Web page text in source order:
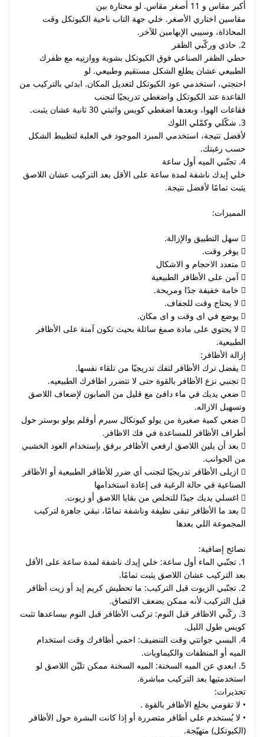
أكبر مقاس و 11 أصغر مقاس. لو محتارة بين
مقاسين اختاري الأصغر. خلي جهة التاب ناحية الكيوتكل وقت
المحاذاة، وسيبي الإبهامين للآخر.
2. حاذي وركّبي الظفر
حطي الظفر الصناعي فوق الكيوتكل بشوية ووازنِيه مع ظفرك
الطبيعي عشان يطلع الشكل مستقيم وطبيعي. لو
احتجتي، استخدمي عود الكيوتكل لتعديل المكان. ابدئي بالتركيب من
القاعدة عند الكيوتكل واضغطي تدريجيًا لتجنب
فقاعات الهوا، وبعدها اضغطي كويس واثبتي 30 ثانية عشان يثبت.
3. شكّلي وكمّلي اللوك
لأفضل نتيجة، استخدمي المبرد الموجود في العلبة لتظبيط الشكل
حسب رغبتك.
4. تجنّبي الميه أول ساعة
خلي إيدك ناشفة لمدة ساعة على الأقل بعد التركيب عشان اللاصق
يثبت تمامًا لأفضل نتيجة.
المميزات:
 سهل التطبيق والإزالة.
 يوفر وقت.
 متعدد الاحجام و الاشكال
 آمن على الأظافر الطبيعية
 خامة خفيفة جدًا ومريحة.
 لا يحتاج وقت للجفاف.
 يوضع في اى وقت و اى مكان.
 لا يحتوي على مادة صمغ سائلة بحيث تكون آمنة على الأظافر
الطبيعية.
إزالة الأظافر:
 يفضل ترك الأظافر لتفك تدريجيًا من تلقاء نفسها.
 تجنبي نزع الأظافر بالقوة حتى لا تتضرر اظافرك الطبيعيه.
 ضعي يديك في ماء دافئ مع قليل من الصابون لإضعاف اللاصق
وتسهيل الازاله.
 ضعي كمية صغيرة من يولو كيوتكال سيرم أوقلم يولو بوستر حول
أطراف الأظافر للمساعدة في فك الاظافر.
 بعد أن يلين اللاصق ارفعي الأظافر برفق بإستخدام العود الخشبي
من الجوانب.
 ازيلى الأظافر تدريجيًا لتجنب أي ضرر للأظافر الطبيعية أو الأظافر
الصناعية في حالة الرغبة فى إعادة استخدامها
 اغسلي يديك جيدًا للتخلص من بقايا اللاصق أو زيوت.
 بعد ما الأظافر تبقى نظيفة وناشفة تمامًا، تبقي جاهزة لتركيب
المجموعة اللي بعدها
نصائح إضافية:
1. تجنّبي الماء أول ساعة: خلي إيدك ناشفة لمدة ساعة على الأقل
بعد التركيب عشان اللاصق يثبت تمامًا.
2. تجنّبي الزيوت قبل التركيب: ما تحطيش كريم إيد أو زيت أظافر
قبل التركيب لأنه ممكن يضعف الالتصاق.
3. ركّبي الاظافر قبل النوم: تركيب الأظافر قبل النوم بيساعدها تثبت
كويس طول الليل.
4. البسي جوانتي وقت التنضيف: احمي أظافرك وقت استخدام
الميه أو المنظفات والكيماويات.
5. ابعدي عن الميه السخنة: الميه السخنة ممكن تليّن اللاصق لو
استخدمتيها بعد التركيب مباشرة.
تحذيرات:
• لا تقومي بخلع الأظافر بالقوة .
• لا يُستخدم على أظافر متضررة أو إذا كانت البشرة حول الأظافر
(الكيوتكل) متهيّجة.